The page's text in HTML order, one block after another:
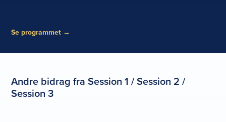
Se programmet →
Andre bidrag fra Session 1 / Session 2 /
Session 3